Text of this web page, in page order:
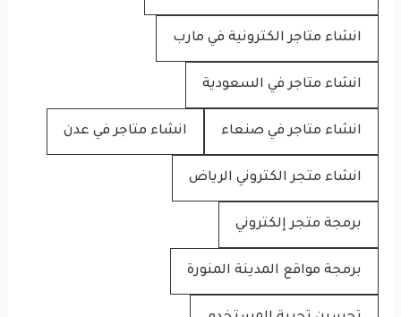
انشاء متاجر الكترونية في مارب
انشاء متاجر في السعودية
انشاء متاجر في صنعاء انشاء متاجر في عدن
انشاء متجر الكتروني الرياض
برمجة متجر إلكتروني
برمجة مواقع المدينة المنورة